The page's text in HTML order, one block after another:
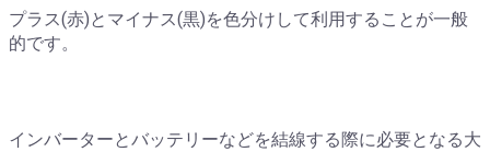
プラス(赤)とマイナス(黒)を色分けして利用することが一般
的です。
インバーターとバッテリーなどを結線する際に必要となる大